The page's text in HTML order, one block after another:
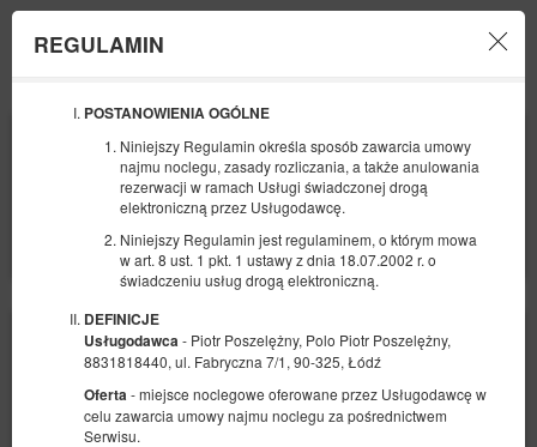
REGULAMIN
POSTANOWIENIA OGÓLNE
Niniejszy Regulamin określa sposób zawarcia umowy
najmu noclegu, zasady rozliczania, a także anulowania
rezerwacji w ramach Usługi świadczonej drogą
elektroniczną przez Usługodawcę.
Niniejszy Regulamin jest regulaminem, o którym mowa
w art. 8 ust. 1 pkt. 1 ustawy z dnia 18.07.2002 r. o
świadczeniu usług drogą elektroniczną.
DEFINICJE
Usługodawca - Piotr Poszelężny, Polo Piotr Poszelężny,
8831818440, ul. Fabryczna 7/1, 90-325, Łódź
Oferta - miejsce noclegowe oferowane przez Usługodawcę w
celu zawarcia umowy najmu noclegu za pośrednictwem
Serwisu.
10
2026
FILTRY